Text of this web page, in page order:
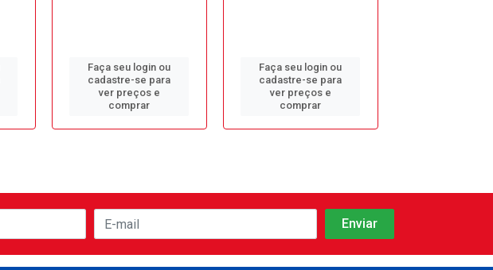
Faça seu login ou
cadastre-se para
ver preços e
comprar
Faça seu login ou
cadastre-se para
ver preços e
comprar